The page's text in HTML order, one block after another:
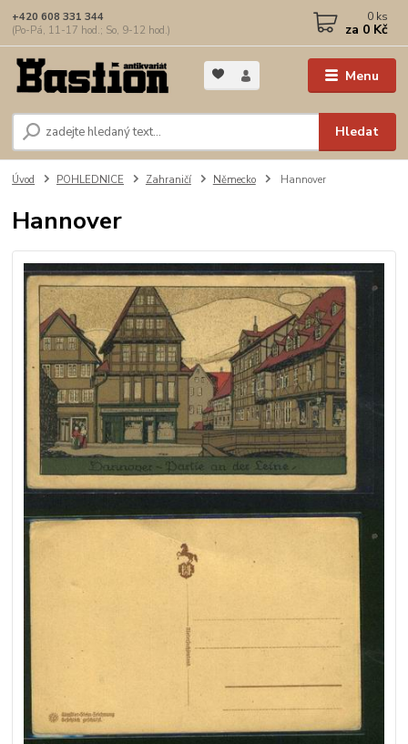
Menu
Hledat
+420 608 331 344
(Po-Pá, 11-17 hod.; So, 9-12 hod.)
0 ks
za 0 Kč
Úvod POHLEDNICE Zahraničí Německo Hannover
Hannover